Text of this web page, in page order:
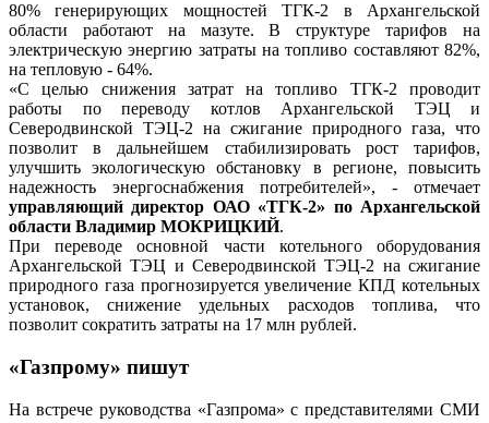
80% генерирующих мощностей ТГК-2 в Архангельской
области работают на мазуте. В структуре тарифов на
электрическую энергию затраты на топливо составляют 82%,
на тепловую - 64%.
«С целью снижения затрат на топливо ТГК-2 проводит
работы по переводу котлов Архангельской ТЭЦ и
Северодвинской ТЭЦ-2 на сжигание природного газа, что
позволит в дальнейшем стабилизировать рост тарифов,
улучшить экологическую обстановку в регионе, повысить
надежность энергоснабжения потребителей», - отмечает
управляющий директор ОАО «ТГК-2» по Архангельской
области Владимир МОКРИЦКИЙ.
При переводе основной части котельного оборудования
Архангельской ТЭЦ и Северодвинской ТЭЦ-2 на сжигание
природного газа прогнозируется увеличение КПД котельных
установок, снижение удельных расходов топлива, что
позволит сократить затраты на 17 млн рублей.
«Газпрому» пишут
На встрече руководства «Газпрома» с представителями СМИ